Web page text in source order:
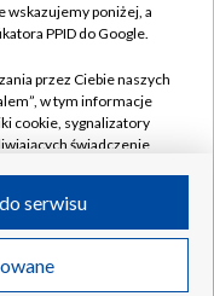
w likwidacji
wskazujemy poniżej, a
PPID do Google.
przez Ciebie naszych
w tym informacje
cookie, sygnalizatory
świadczenie
przez Ciebie
IP, identyfikatory
serwisu